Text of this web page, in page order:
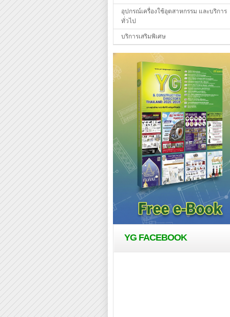
อุปกรณ์เครื่องใช้อุตสาหกรรม และบริการ
ทั่วไป
บริการเสริมพิเศษ
YG FACEBOOK